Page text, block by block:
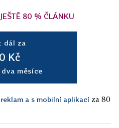
80 % ČLÁNKU
dál za
Kč
měsíce
a s mobilní aplikací za 80